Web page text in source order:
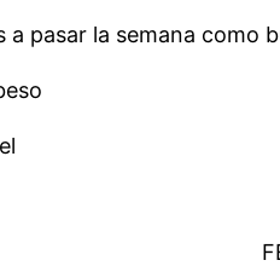
a pasar la semana como